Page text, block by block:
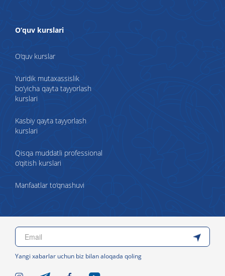
O‘quv kurslari
O‘quv kurslar
Yuridik mutaxassislik
bo‘yicha qayta tayyorlash
kurslari
Kasbiy qayta tayyorlash
kurslari
Qisqa muddatli professional
o‘qitish kurslari
Manfaatlar to‘qnashuvi
Yangi xabarlar uchun biz bilan aloqada qoling